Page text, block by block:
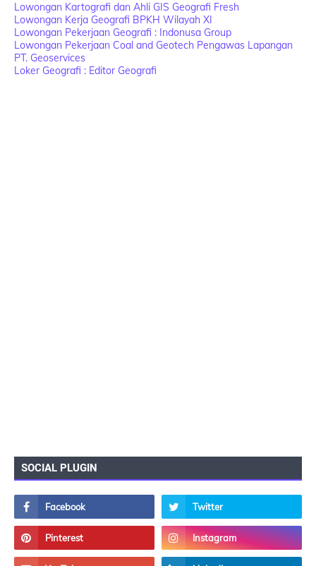
Lowongan Kartografi dan Ahli GIS Geografi Fresh
Lowongan Kerja Geografi BPKH Wilayah XI
Lowongan Pekerjaan Geografi : Indonusa Group
Lowongan Pekerjaan Coal and Geotech Pengawas Lapangan
PT. Geoservices
Loker Geografi : Editor Geografi
SOCIAL PLUGIN